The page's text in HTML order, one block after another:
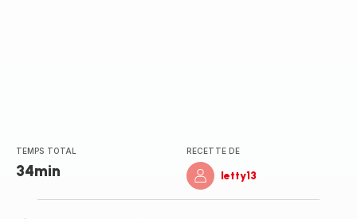
TEMPS TOTAL
34min
RECETTE DE
letty13